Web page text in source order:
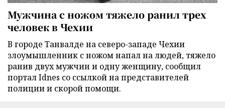
Мужчина с ножом тяжело ранил трех
человек в Чехии
В городе Танвалде на северо-западе Чехии
злоумышленник с ножом напал на людей, тяжело
ранив двух мужчин и одну женщину, сообщил
портал Idnes со ссылкой на представителей
полиции и скорой помощи.